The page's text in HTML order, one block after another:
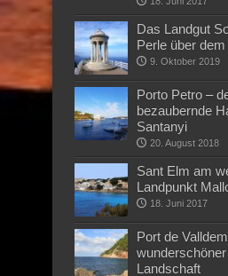
Das Landgut
Perle über
9. Oktober 2019
Porto Petro –
bezaubernde
Santanyi
20. August 2018
Sant Elm am
Landpunkt
18. Juni 2017
Port de
Landschaft